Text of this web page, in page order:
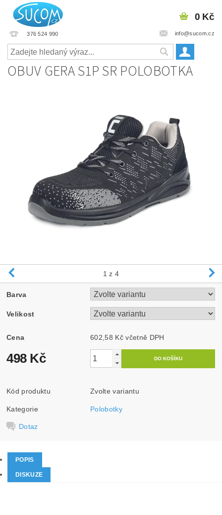
376 524 990 info@sucom.cz
0 Kč
OBUV GERA S1P SR POLOBOTKA
1 z 4
Barva
Velikost
Cena 602,58 Kč včetně DPH
498 Kč
Kód produktu Zvolte variantu
Kategorie Polobotky
Dotaz
POPIS
DISKUZE